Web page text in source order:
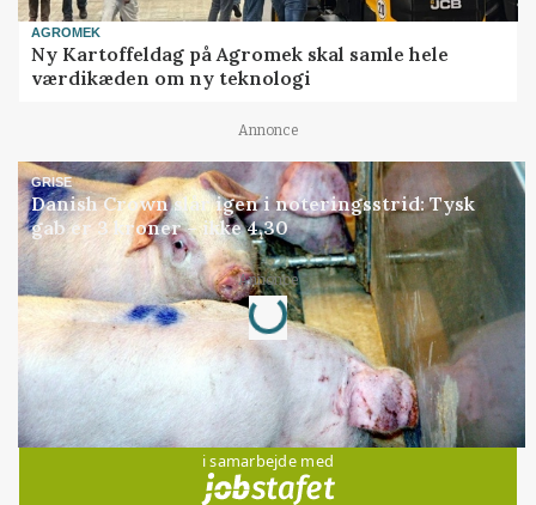
AGROMEK
Ny Kartoffeldag på Agromek skal samle hele
værdikæden om ny teknologi
Annonce
GRISE
Danish Crown slår igen i noteringsstrid: Tysk
gab er 3 kroner – ikke 4,30
Annonce
Loading...
Jobs
i samarbejde med